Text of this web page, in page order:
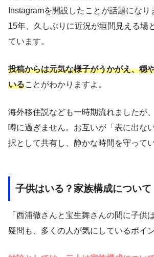
Instagramを開設したことが話題になり
15年、久しぶりに近況が垣間見える場
ています。
投稿からは元気な様子がうかがえ、穏
いることがわかりますよ。
海外移住説なども一時期流れましたが
噂に過ぎません。お互いが「表に出な
択として共有し、静かな時間を守って
子供はいる？家族構成について
「西浦徹さんと宝生舞さんの間に子供
疑問も、多くの人が気にしているポイ